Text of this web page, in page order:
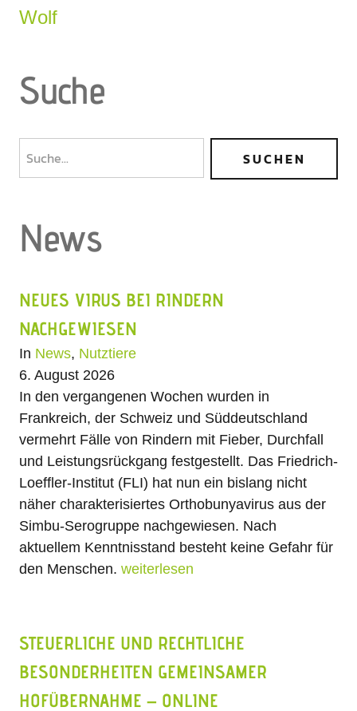
Wolf
Suche
News
NEUES VIRUS BEI RINDERN
NACHGEWIESEN
In News, Nutztiere
6. August 2026
In den vergangenen Wochen wurden in
Frankreich, der Schweiz und Süddeutschland
vermehrt Fälle von Rindern mit Fieber, Durchfall
und Leistungsrückgang festgestellt. Das Friedrich-
Loeffler-Institut (FLI) hat nun ein bislang nicht
näher charakterisiertes Orthobunyavirus aus der
Simbu-Serogruppe nachgewiesen. Nach
aktuellem Kenntnisstand besteht keine Gefahr für
den Menschen. weiterlesen
STEUERLICHE UND RECHTLICHE
BESONDERHEITEN GEMEINSAMER
HOFÜBERNAHME – ONLINE